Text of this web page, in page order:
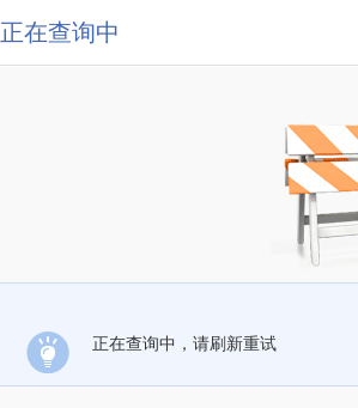
正在查询中
正在查询中，请刷新重试